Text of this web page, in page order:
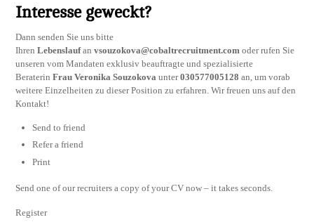
Interesse geweckt?
Dann senden Sie uns bitte
IhrenLebenslaufanvsouzokova@cobaltrecruitment.com oder rufen Sie
unseren vom Mandaten exklusiv beauftragte und spezialisierte
BeraterinFrau Veronika Souzokovaunter030577005128 an, um vorab
weitere Einzelheiten zu dieser Position zu erfahren. Wir freuen uns auf den
Kontakt!
Send to friend
Refer a friend
Print
Send one of our recruiters a copy of your CV now – it takes seconds.
Register